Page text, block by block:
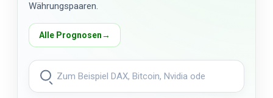
Währungspaaren.
Alle Prognosen→